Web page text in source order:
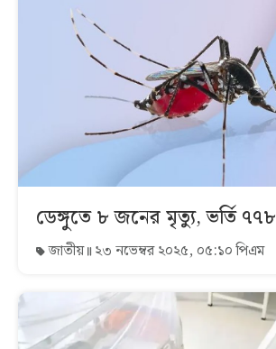
ডেঙ্গুতে ৮ জনের মৃত্যু, ভর্তি ৭৭৮
জাতীয় ২৩ নভেম্বর ২০২৫, ০৫:১০ পিএম